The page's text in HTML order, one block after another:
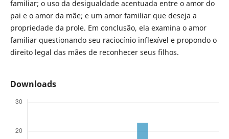
familiar; o uso da desigualdade acentuada entre o amor do
pai e o amor da mãe; e um amor familiar que deseja a
propriedade da prole. Em conclusão, ela examina o amor
familiar questionando seu raciocínio inflexível e propondo o
direito legal das mães de reconhecer seus filhos.
Downloads